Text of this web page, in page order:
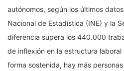
autónomos, según los últimos
Nacional de Estadística (INE) y la
diferencia supera los 440.000
de inflexión en la estructura
forma sostenida, hay más